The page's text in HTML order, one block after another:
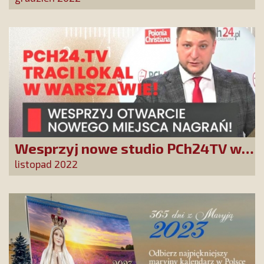
Wesprzyj nowe studio PCh24TV w
Warszawie
listopad 2022